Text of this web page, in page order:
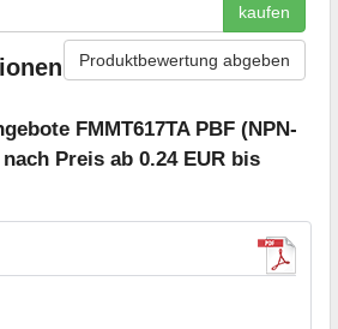
kaufen
Produktbewertung abgeben
FMMT617TA PBF (NPN-
Preis ab 0.24 EUR bis